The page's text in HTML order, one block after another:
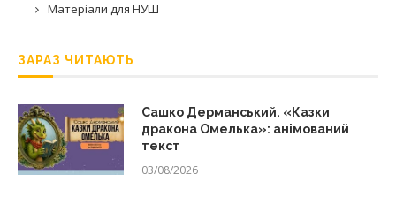
Матеріали для НУШ
ЗАРАЗ ЧИТАЮТЬ
Сашко Дерманський. «Казки
дракона Омелька»: анімований
текст
03/08/2026